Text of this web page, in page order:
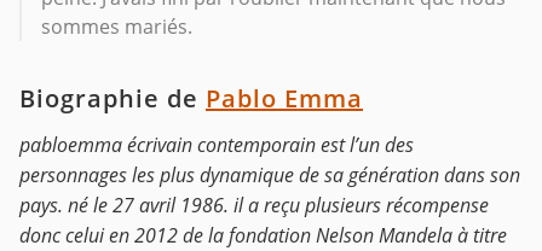
sommes mariés.
Biographie de Pablo Emma
pabloemma écrivain contemporain est l’un des
personnages les plus dynamique de sa génération dans son
pays. né le 27 avril 1986. il a reçu plusieurs récompense
donc celui en 2012 de la fondation Nelson Mandela à titre